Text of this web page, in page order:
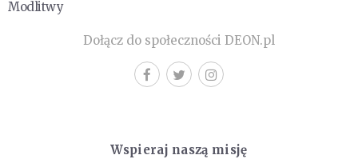
Modlitwy
Dołącz do społeczności DEON.pl
Wspieraj naszą misję